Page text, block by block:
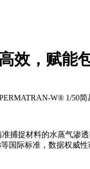
效，赋能
W® 1/50
捕捉材料的水蒸气渗
等国际标准，数据权威性